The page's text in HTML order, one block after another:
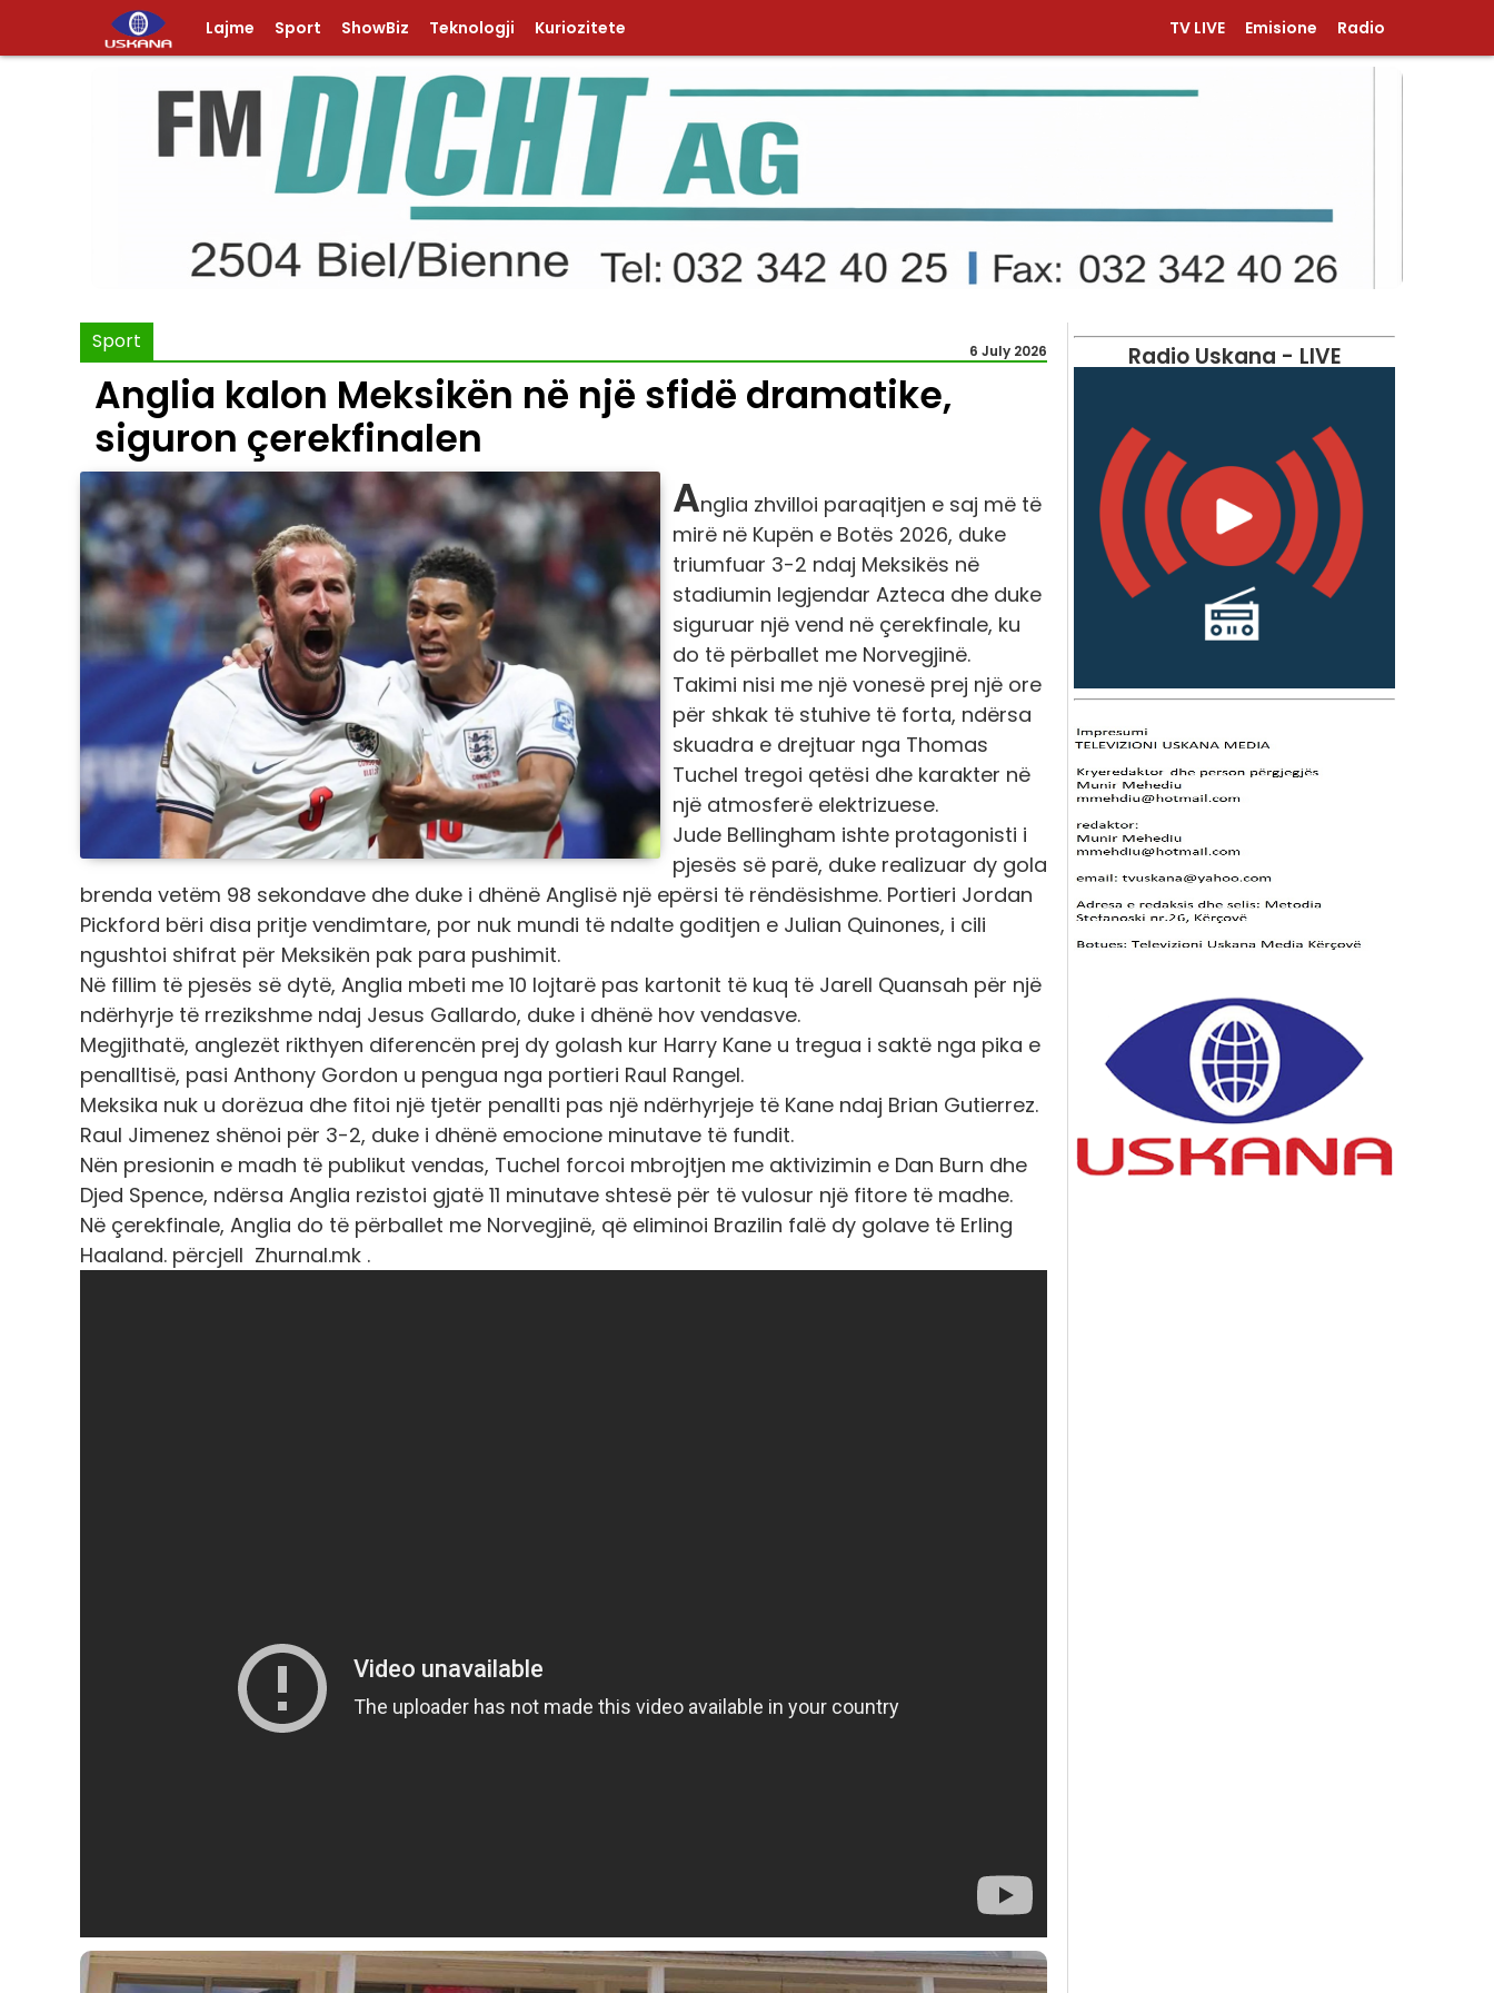
Lajme Sport ShowBiz Teknologji Kuriozitete TV LIVE Emisione Radio
Sport 6 July 2026
Anglia kalon Meksikën në një sfidë dramatike,
siguron çerekfinalen
Anglia zhvilloi paraqitjen e saj më të
mirë në Kupën e Botës 2026, duke
triumfuar 3-2 ndaj Meksikës në
stadiumin legjendar Azteca dhe duke
siguruar një vend në çerekfinale, ku
do të përballet me Norvegjinë.
Takimi nisi me një vonesë prej një ore
për shkak të stuhive të forta, ndërsa
skuadra e drejtuar nga Thomas
Tuchel tregoi qetësi dhe karakter në
një atmosferë elektrizuese.
Jude Bellingham ishte protagonisti i
pjesës së parë, duke realizuar dy gola
brenda vetëm 98 sekondave dhe duke i dhënë Anglisë një epërsi të rëndësishme. Portieri Jordan
Pickford bëri disa pritje vendimtare, por nuk mundi të ndalte goditjen e Julian Quinones, i cili
ngushtoi shifrat për Meksikën pak para pushimit.
Në fillim të pjesës së dytë, Anglia mbeti me 10 lojtarë pas kartonit të kuq të Jarell Quansah për një
ndërhyrje të rrezikshme ndaj Jesus Gallardo, duke i dhënë hov vendasve.
Megjithatë, anglezët rikthyen diferencën prej dy golash kur Harry Kane u tregua i saktë nga pika e
penalltisë, pasi Anthony Gordon u pengua nga portieri Raul Rangel.
Meksika nuk u dorëzua dhe fitoi një tjetër penallti pas një ndërhyrjeje të Kane ndaj Brian Gutierrez.
Raul Jimenez shënoi për 3-2, duke i dhënë emocione minutave të fundit.
Nën presionin e madh të publikut vendas, Tuchel forcoi mbrojtjen me aktivizimin e Dan Burn dhe
Djed Spence, ndërsa Anglia rezistoi gjatë 11 minutave shtesë për të vulosur një fitore të madhe.
Në çerekfinale, Anglia do të përballet me Norvegjinë, që eliminoi Brazilin falë dy golave të Erling
Haaland. përcjell Zhurnal.mk .
Radio Uskana - LIVE